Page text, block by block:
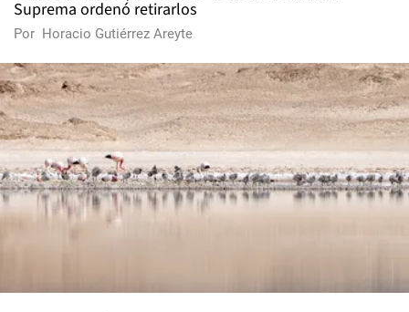
Suprema ordenó retirarlos
Por Horacio Gutiérrez Areyte